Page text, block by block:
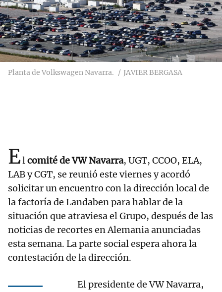
Planta de Volkswagen Navarra. JAVIER BERGASA
Elcomité de VW Navarra, UGT, CCOO, ELA,
LAB y CGT, se reunió este viernes y acordó
solicitar un encuentro con la dirección local de
la factoría de Landaben para hablar de la
situación que atraviesa el Grupo, después de las
noticias de recortes en Alemania anunciadas
esta semana. La parte social espera ahora la
contestación de la dirección.
El presidente de VW Navarra,